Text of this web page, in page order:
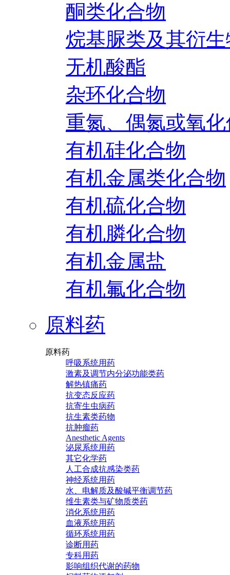
酮类化合物
烷基脲类及其衍
无机酸酯
杂环化合物
重氮、偶氮或氧
有机硅化合物
有机金属类化合物
有机硫化合物
有机膦化合物
有机金属盐
有机氟化合物
原料药
原料药
呼吸系统用药
激素及调节内分泌功能类药
解热镇痛药
抗变态反应药
抗寄生虫病药
抗生素类药物
抗肿瘤药
Anesthetic Agents
泌尿系统用药
其它化学药
人工合成抗感染类药
神经系统用药
水、电解质及酸碱平衡调节药
维生素类与矿物质类药
消化系统用药
血液系统用药
循环系统用药
诊断用药
专科用药
影响组织代谢的药物